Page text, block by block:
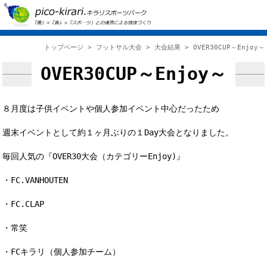
トップページ > フットサル大会> 大会結果> OVER30CUP～Enjoy～
OVER30CUP～Enjoy～
８月度は子供イベントや個人参加イベント中心だったため
週末イベントとして約１ヶ月ぶりの１Day大会となりました。
毎回人気の『OVER30大会（カテゴリーEnjoy)』
・FC.VANHOUTEN
・FC.CLAP
・常笑
・FCキラリ（個人参加チーム）